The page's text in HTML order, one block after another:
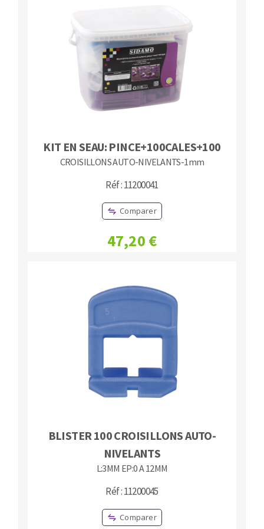
Tours à métaux
Tables
Rubans
Fraise HSS
KIT EN SEAU: PINCE+100CALES+100
CROISILLONS AUTO-NIVELANTS-1mm
Réf : 11200041
Comparer
47,20 €
BLISTER 100 CROISILLONS AUTO-
NIVELANTS
L:3MM EP:0 A 12MM
Réf : 11200045
Comparer